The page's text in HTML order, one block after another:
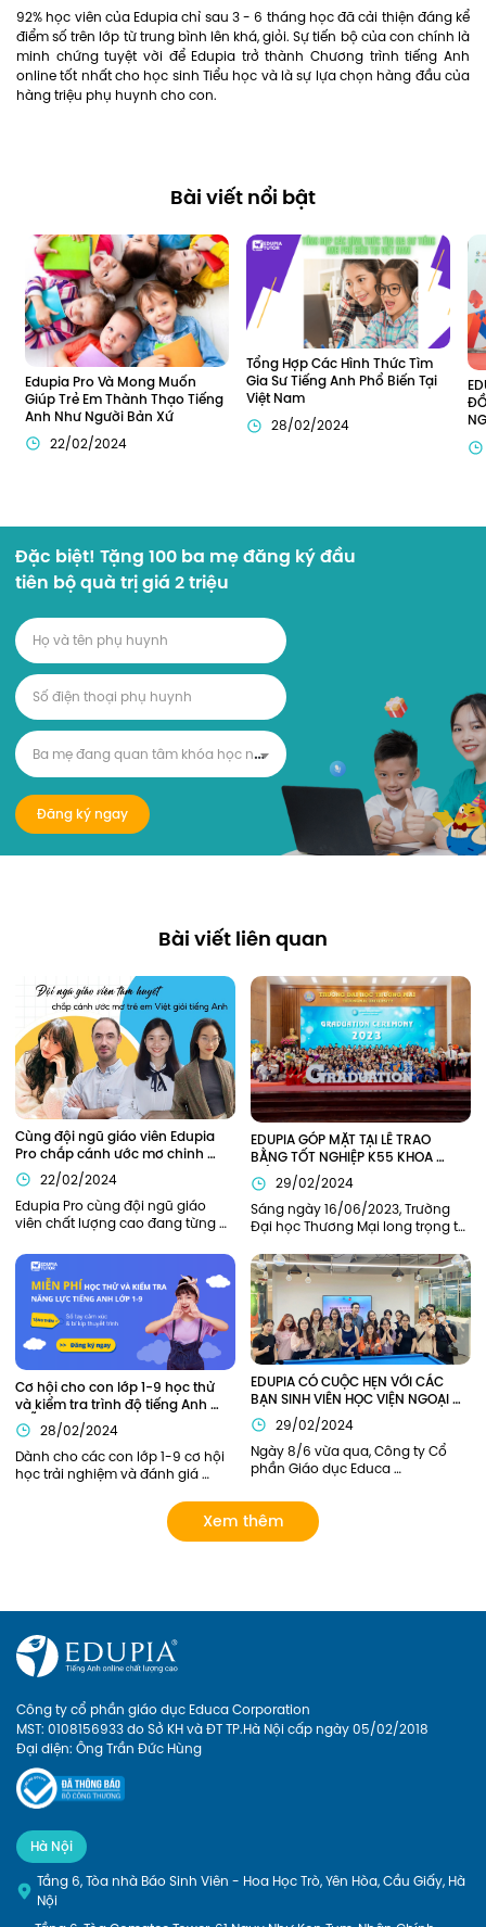
92% học viên của Edupia chỉ sau 3 - 6 tháng học đã cải thiện đáng kể
điểm số trên lớp từ trung bình lên khá, giỏi. Sự tiến bộ của con chính là
minh chứng tuyệt vời để Edupia trở thành Chương trình tiếng Anh
online tốt nhất cho học sinh Tiểu học và là sự lựa chọn hàng đầu của
hàng triệu phụ huynh cho con.
Bài viết nổi bật
Edupia Pro Và Mong Muốn
Giúp Trẻ Em Thành Thạo Tiếng
Anh Như Người Bản Xứ
22/02/2024
Tổng Hợp Các Hình Thức Tìm
Gia Sư Tiếng Anh Phổ Biến Tại
Việt Nam
28/02/2024
Đặc biệt! Tặng 100 ba mẹ đăng ký đầu
tiên bộ quà trị giá 2 triệu
B
a mẹ đang quan tâm khóa học nào?
Đăng ký ngay
Bài viết liên quan
Cùng đội ngũ giáo viên Edupia
Pro chắp cánh ước mơ chinh
phục tiếng Anh
22/02/2024
Edupia Pro cùng đội ngũ giáo
viên chất lượng cao đang từng
em Việt Nam hiện thực hóa ước
mơ giỏi tiếng Anh như người bản
xứ.
EDUPIA GÓP MẶT TẠI LỄ TRAO
BẰNG TỐT NGHIỆP K55 KHOA
TIẾNG ANH TRƯỜNG ĐẠI HỌC
THƯƠNG MẠI (TMU)
29/02/2024
Sáng ngày 16/06/2023, Trường
Đại học Thương Mại long trọng tổ
2023 và trao bằng tốt nghiệp cho
sinh viên K55 và khóa cũ tại hội
trường H1. Edupia vinh dự khi
được mời tham dự buổi lễ.
Cơ hội cho con lớp 1-9 học thử
và kiểm tra trình độ tiếng Anh
MIỄN PHÍ
28/02/2024
Dành cho các con lớp 1-9 cơ hội
học trải nghiệm và đánh giá
cô giỏi của Edupia Pro (Edupia
Tutor). Chương trình hoàn toàn
miễn phí vì vậy ba mẹ đăng ký
EDUPIA CÓ CUỘC HẸN VỚI CÁC
BẠN SINH VIÊN HỌC VIỆN NGOẠI
GIAO (DAV)
29/02/2024
Ngày 8/6 vừa qua, Công ty Cổ
phần Giáo dục Educa
Giao đã có buổi gặp mặt tham
quan doanh nghiệp. Đại diện
phía nhà trường có Chị Lý Thị Hải
Edupia nhìn lại những khoảnh
Xem thêm
Công ty cổ phần giáo dục Educa Corporation
MST: 0108156933 do Sở KH và ĐT TP.Hà Nội cấp ngày 05/02/2018
Đại diện: Ông Trần Đức Hùng
Hà Nội
Tầng 6, Tòa nhà Báo Sinh Viên - Hoa Học Trò, Yên Hòa, Cầu Giấy, Hà
Nội